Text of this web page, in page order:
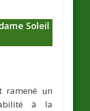
Soleil
ramené un
à la